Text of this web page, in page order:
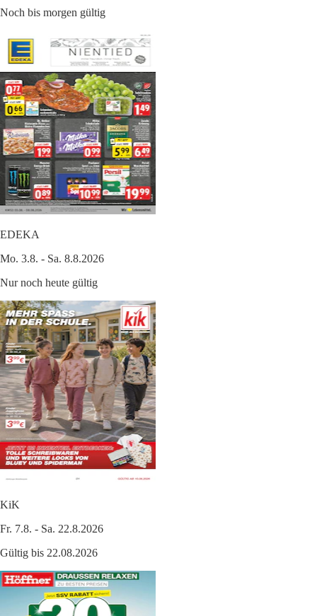
Noch bis morgen gültig
EDEKA
Mo. 3.8. - Sa. 8.8.2026
Nur noch heute gültig
KiK
Fr. 7.8. - Sa. 22.8.2026
Gültig bis 22.08.2026